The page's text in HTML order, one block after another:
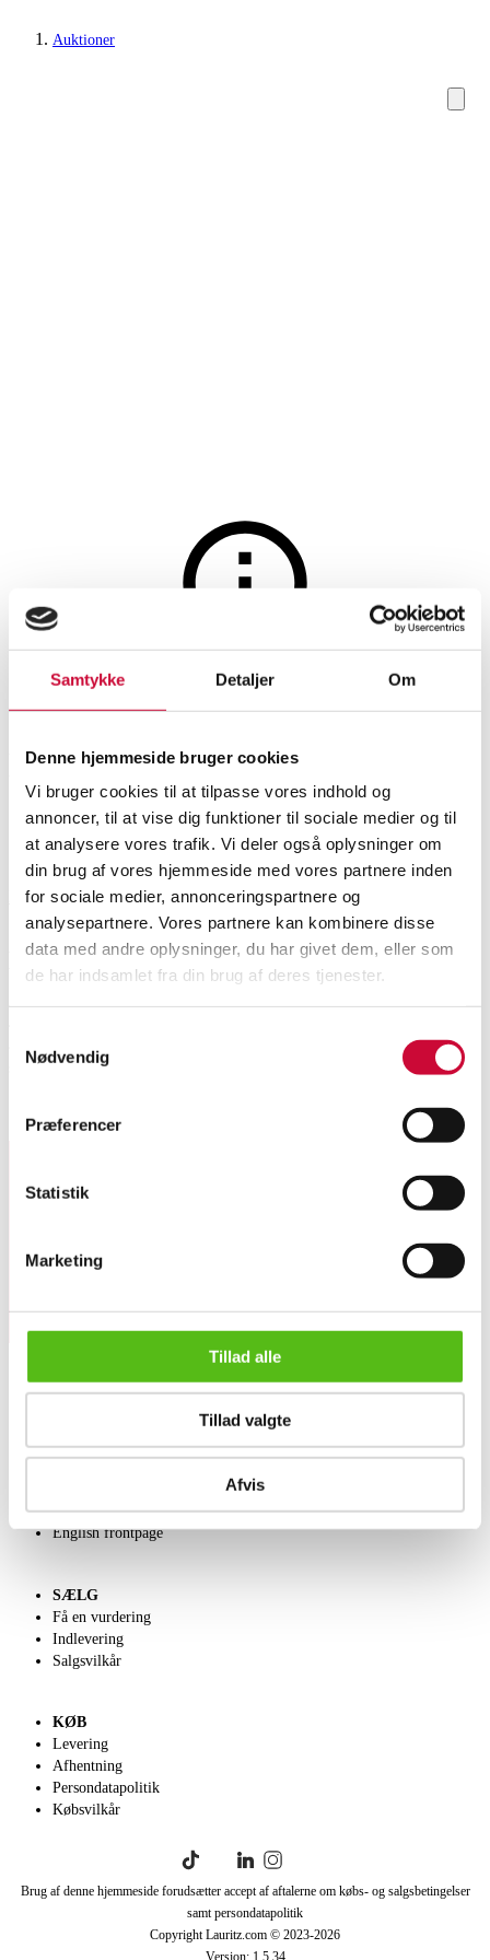
Samtykke Detaljer Om
Denne hjemmeside bruger cookies
Vi bruger cookies til at tilpasse vores indhold og
annoncer, til at vise dig funktioner til sociale medier og til
at analysere vores trafik. Vi deler også oplysninger om
din brug af vores hjemmeside med vores partnere inden
for sociale medier, annonceringspartnere og
analysepartnere. Vores partnere kan kombinere disse
data med andre oplysninger, du har givet dem, eller som
de har indsamlet fra din brug af deres tjenester.
Nødvendig
Præferencer
Statistik
Marketing
Tillad alle
Tillad valgte
Afvis
Auktioner
Jagttrofæer
Jagttrofæ. Skuldermonteret Dåhjorth (Dama dama)
Auktionen er afsluttet
Jagttrofæ. Skuldermonteret
Dåhjorth (Dama dama)
SHOWROOM
Roskilde
VURDERING
DKK 3.800
VARENUMMER
6520785
Beskrivelse
åben. H. 100 cm. Dybde ud fra væggen 60 cm. Brede 60 cm. Monteret med
sølvmedalje.
Tilmeld dig vores nyhedsbrev og modtag nyheder samt
Om Lauritz.com
Klassisk Auktion
English frontpage
SÆLG
Få en vurdering
Indlevering
Salgsvilkår
KØB
Levering
Afhentning
Persondatapolitik
Købsvilkår
Brug af denne hjemmeside forudsætter accept af aftalerne om købs- og salgsbetingelser
samt persondatapolitik
Copyright Lauritz.com © 2023-2026
Version: 1.5.34